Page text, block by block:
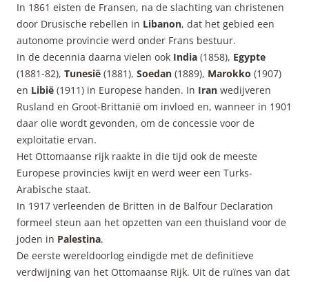
In 1861 eisten de Fransen, na de slachting van christenen
door Drusische rebellen in Libanon, dat het gebied een
autonome provincie werd onder Frans bestuur.
In de decennia daarna vielen ook India (1858), Egypte
(1881-82), Tunesië (1881), Soedan (1889), Marokko (1907)
en Libië (1911) in Europese handen. In Iran wedijveren
Rusland en Groot-Brittanië om invloed en, wanneer in 1901
daar olie wordt gevonden, om de concessie voor de
exploitatie ervan.
Het Ottomaanse rijk raakte in die tijd ook de meeste
Europese provincies kwijt en werd weer een Turks-
Arabische staat.
In 1917 verleenden de Britten in de Balfour Declaration
formeel steun aan het opzetten van een thuisland voor de
joden in Palestina.
De eerste wereldoorlog eindigde met de definitieve
verdwijning van het Ottomaanse Rijk. Uit de ruïnes van dat